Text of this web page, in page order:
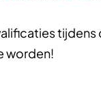
worden!